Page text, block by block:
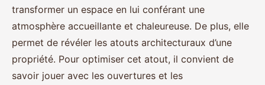
transformer un espace en lui conférant une
atmosphère accueillante et chaleureuse. De plus, elle
permet de révéler les atouts architecturaux d’une
propriété. Pour optimiser cet atout, il convient de
savoir jouer avec les ouvertures et les